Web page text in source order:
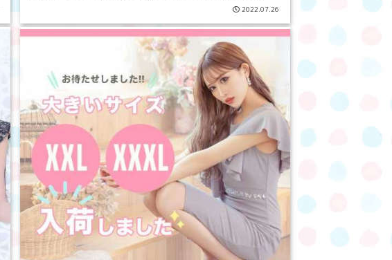
2022.07.26